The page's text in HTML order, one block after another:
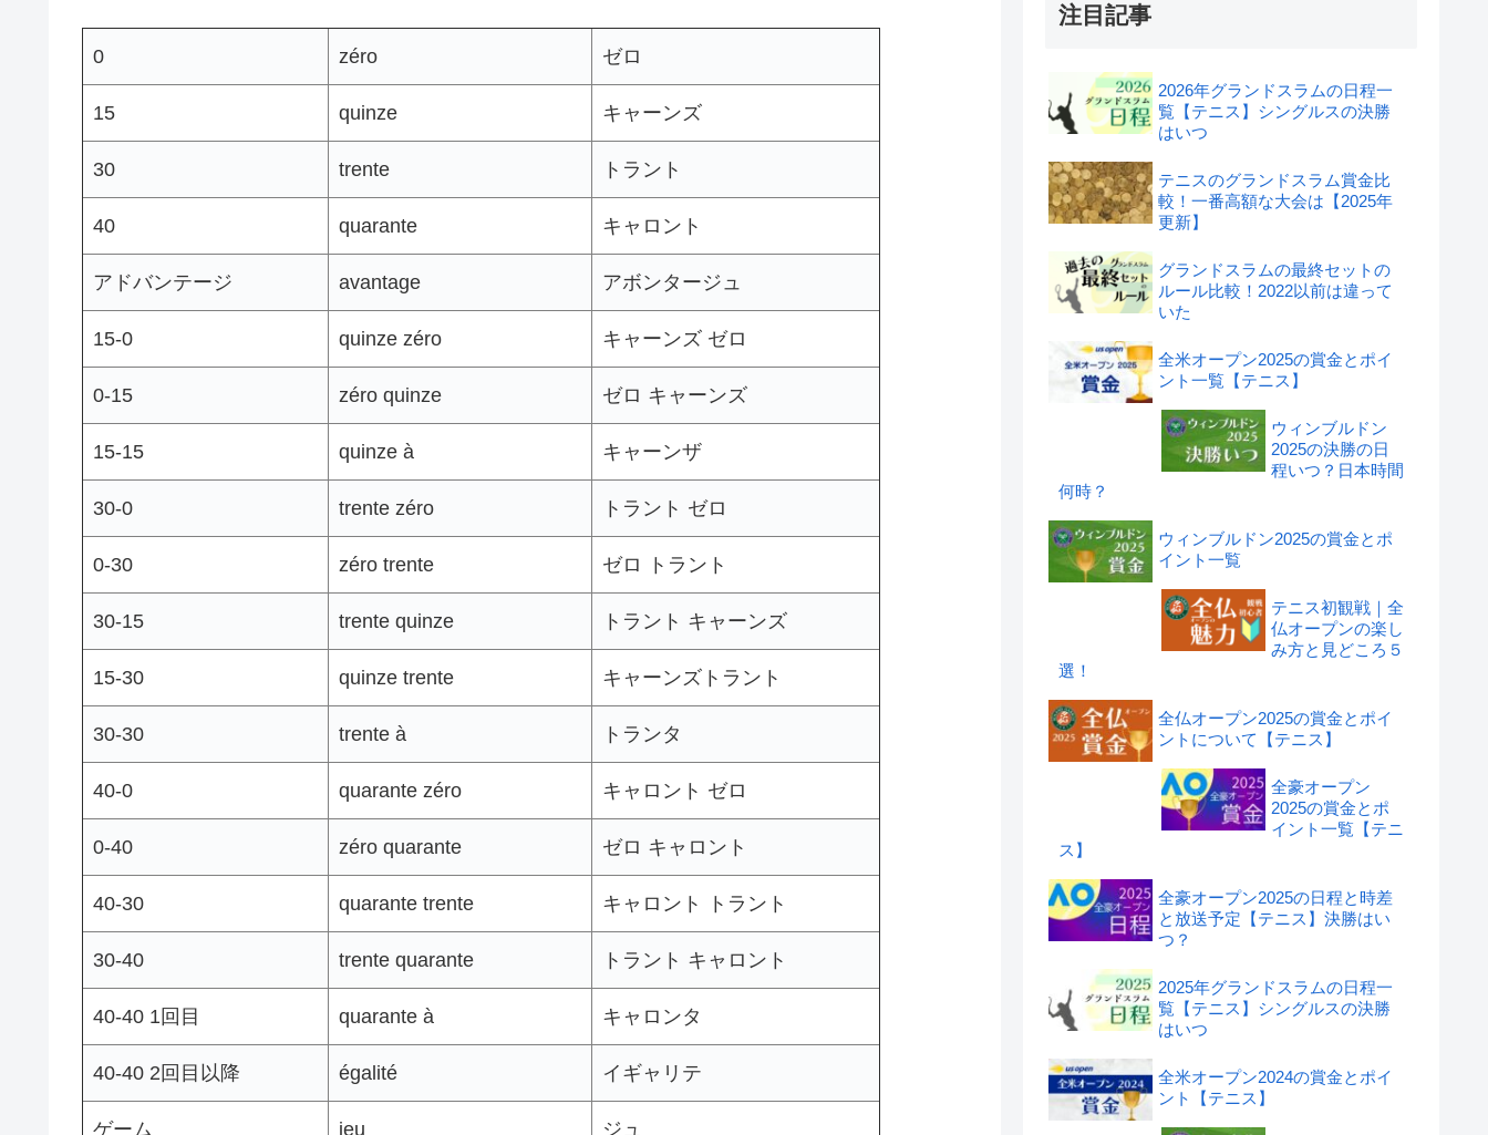
0 zéro ゼロ
15 quinze キャーンズ
30 trente トラント
40 quarante キャロント
アドバンテージ avantage アボンタージュ
15-0 quinze zéro キャーンズ ゼロ
0-15 zéro quinze ゼロ キャーンズ
15-15 quinze à キャーンザ
30-0 trente zéro トラント ゼロ
0-30 zéro trente ゼロ トラント
30-15 trente quinze トラント キャーンズ
15-30 quinze trente キャーンズトラント
30-30 trente à トランタ
40-0 quarante zéro キャロント ゼロ
0-40 zéro quarante ゼロ キャロント
40-30 quarante trente キャロント トラント
30-40 trente quarante トラント キャロント
40-40 1回目 quarante à キャロンタ
40-40 2回目以降 égalité イギャリテ
ゲーム jeu ジュ
注目記事
2026年グランドスラムの日程一
覧【テニス】シングルスの決勝
はいつ
テニスのグランドスラム賞金比
較！一番高額な大会は【2025年
更新】
グランドスラムの最終セットの
ルール比較！2022以前は違って
いた
全米オープン2025の賞金とポイ
ント一覧【テニス】
ウィンブルドン
2025の決勝の日
程いつ？日本時間
何時？
ウィンブルドン2025の賞金とポ
イント一覧
テニス初観戦｜全
仏オープンの楽し
み方と見どころ５
選！
全仏オープン2025の賞金とポイ
ントについて【テニス】
全豪オープン
2025の賞金とポ
イント一覧【テニ
ス】
全豪オープン2025の日程と時差
と放送予定【テニス】決勝はい
つ？
2025年グランドスラムの日程一
覧【テニス】シングルスの決勝
はいつ
全米オープン2024の賞金とポイ
ント【テニス】